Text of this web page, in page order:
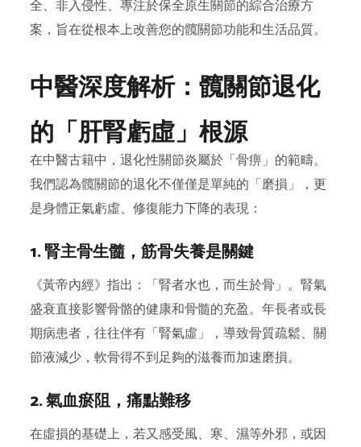
全、非入侵性、專注於保全原生關節的綜合治療方
案，旨在從根本上改善您的髖關節功能和生活品質。
中醫深度解析：髖關節退化
的「肝腎虧虛」根源
在中醫古籍中，退化性關節炎屬於「骨痹」 的範疇。
我們認為髖關節的退化不僅僅是單純的「磨損」，更
是身體正氣虧虛、修復能力下降的表現：
1. 腎主骨生髓，筋骨失養是關鍵
《黃帝內經》指出：「腎者水也，而生於骨」。腎氣
盛衰直接影響骨骼的健康和骨髓的充盈。年長者或長
期病患者，往往伴有「腎氣虛」，導致骨質疏鬆、關
節液減少，軟骨得不到足夠的滋養而加速磨損。
2. 氣血瘀阻，痛點難移
在虛損的基礎上，若又感受風、寒、濕等外邪，或因